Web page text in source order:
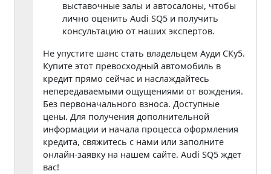
выставочные залы и автосалоны, чтобы
лично оценить Audi SQ5 и получить
консультацию от наших экспертов.
Не упустите шанс стать владельцем Ауди СКу5.
Купите этот превосходный автомобиль в
кредит прямо сейчас и наслаждайтесь
непередаваемыми ощущениями от вождения.
Без первоначального взноса. Доступные
цены. Для получения дополнительной
информации и начала процесса оформления
кредита, свяжитесь с нами или заполните
онлайн-заявку на нашем сайте. Audi SQ5 ждет
вас!